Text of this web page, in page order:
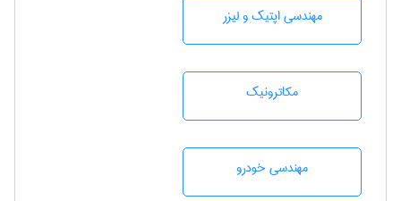
مهندسی اپتیک و لیزر
مکاترونیک
مهندسی خودرو